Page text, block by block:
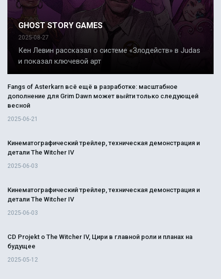
GHOST STORY GAMES
2025-08-27
Кен Левин рассказал о системе «Злодейств» в Judas
и показал ключевой арт
Fangs of Asterkarn всё ещё в разработке: масштабное
дополнение для Grim Dawn может выйти только следующей
весной
2025-06-21
Кинематографический трейлер, техническая демонстрация и
детали The Witcher IV
2025-06-03
Кинематографический трейлер, техническая демонстрация и
детали The Witcher IV
2025-06-03
CD Projekt о The Witcher IV, Цири в главной роли и планах на
будущее
2025-05-12